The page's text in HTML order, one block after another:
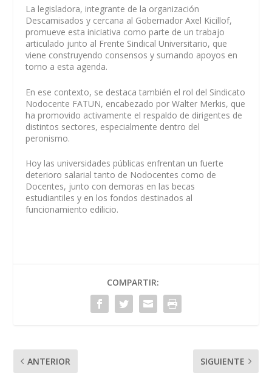
La legisladora, integrante de la organización
Descamisados y cercana al Gobernador Axel Kicillof,
promueve esta iniciativa como parte de un trabajo
articulado junto al Frente Sindical Universitario, que
viene construyendo consensos y sumando apoyos en
torno a esta agenda.
En ese contexto, se destaca también el rol del Sindicato
Nodocente FATUN, encabezado por Walter Merkis, que
ha promovido activamente el respaldo de dirigentes de
distintos sectores, especialmente dentro del
peronismo.
Hoy las universidades públicas enfrentan un fuerte
deterioro salarial tanto de Nodocentes como de
Docentes, junto con demoras en las becas
estudiantiles y en los fondos destinados al
funcionamiento edilicio.
COMPARTIR:
ANTERIOR SIGUIENTE